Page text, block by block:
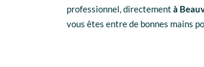
professionnel, directement à
vous êtes entre de bonnes mains